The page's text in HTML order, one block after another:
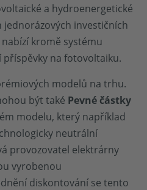
a hydroenergetické
investičních
kromě systému
na fotovoltaiku.
modelů na trhu.
být také Pevné částky
modelu, který například
neutrální
provozovatel elektrárny
vyrobenou
diskontování se tento